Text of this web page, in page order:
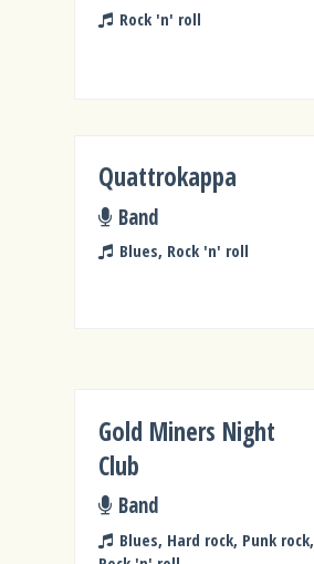
Rock 'n' roll
Quattrokappa
Band
Blues, Rock 'n' roll
Gold Miners Night
Club
Band
Blues, Hard rock, Punk rock,